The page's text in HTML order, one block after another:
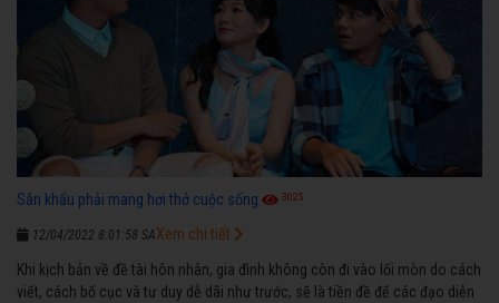
Sân khấu phải mang hơi thở cuộc sống 3025
12/04/2022 8:01:58 SA
Khi kịch bản về đề tài hôn nhân, gia đình không còn đi vào lối mòn do cách
viết, cách bố cục và tư duy dễ dãi như trước, sẽ là tiền đề để các đạo diễn
Xem chi tiết